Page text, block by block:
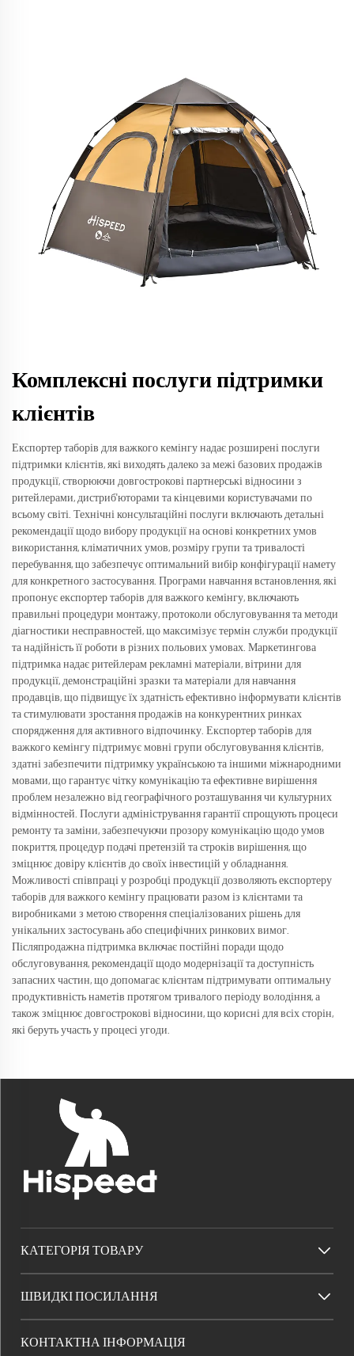
Комплексні послуги підтримки
клієнтів
Експортер таборів для важкого кемінгу надає розширені послуги
підтримки клієнтів, які виходять далеко за межі базових продажів
продукції, створюючи довгострокові партнерські відносини з
ритейлерами, дистриб'юторами та кінцевими користувачами по
всьому світі. Технічні консультаційні послуги включають детальні
рекомендації щодо вибору продукції на основі конкретних умов
використання, кліматичних умов, розміру групи та тривалості
перебування, що забезпечує оптимальний вибір конфігурації намету
для конкретного застосування. Програми навчання встановлення, які
пропонує експортер таборів для важкого кемінгу, включають
правильні процедури монтажу, протоколи обслуговування та методи
діагностики несправностей, що максимізує термін служби продукції
та надійність її роботи в різних польових умовах. Маркетингова
підтримка надає ритейлерам рекламні матеріали, вітрини для
продукції, демонстраційні зразки та матеріали для навчання
продавців, що підвищує їх здатність ефективно інформувати клієнтів
та стимулювати зростання продажів на конкурентних ринках
спорядження для активного відпочинку. Експортер таборів для
важкого кемінгу підтримує мовні групи обслуговування клієнтів,
здатні забезпечити підтримку українською та іншими міжнародними
мовами, що гарантує чітку комунікацію та ефективне вирішення
проблем незалежно від географічного розташування чи культурних
відмінностей. Послуги адміністрування гарантії спрощують процеси
ремонту та заміни, забезпечуючи прозору комунікацію щодо умов
покриття, процедур подачі претензій та строків вирішення, що
зміцнює довіру клієнтів до своїх інвестицій у обладнання.
Можливості співпраці у розробці продукції дозволяють експортеру
таборів для важкого кемінгу працювати разом із клієнтами та
виробниками з метою створення спеціалізованих рішень для
унікальних застосувань або специфічних ринкових вимог.
Післяпродажна підтримка включає постійні поради щодо
обслуговування, рекомендації щодо модернізації та доступність
запасних частин, що допомагає клієнтам підтримувати оптимальну
продуктивність наметів протягом тривалого періоду володіння, а
також зміцнює довгострокові відносини, що корисні для всіх сторін,
які беруть участь у процесі угоди.
КАТЕГОРІЯ ТОВАРУ
ШВИДКІ ПОСИЛАННЯ
КОНТАКТНА ІНФОРМАЦІЯ